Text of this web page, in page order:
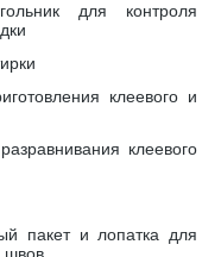
для контроля
клеевого и
клеевого
пакет и лопатка для